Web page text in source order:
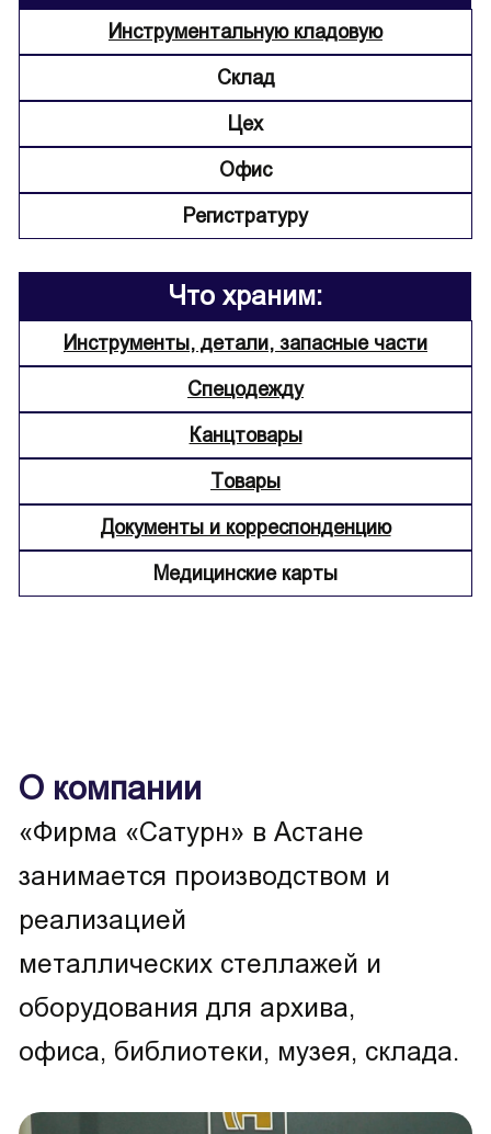
Инструментальную кладовую
Склад
Цех
Офис
Регистратуру
Что храним:
Инструменты, детали, запасные части
Спецодежду
Канцтовары
Товары
Документы и корреспонденцию
Медицинские карты
О компании
«Фирма «Сатурн» в Астане
занимается производством и
реализацией
металлических стеллажей и
оборудования для архива,
офиса, библиотеки, музея, склада.